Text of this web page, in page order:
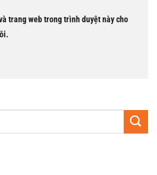
trang web trong trình duyệt này cho